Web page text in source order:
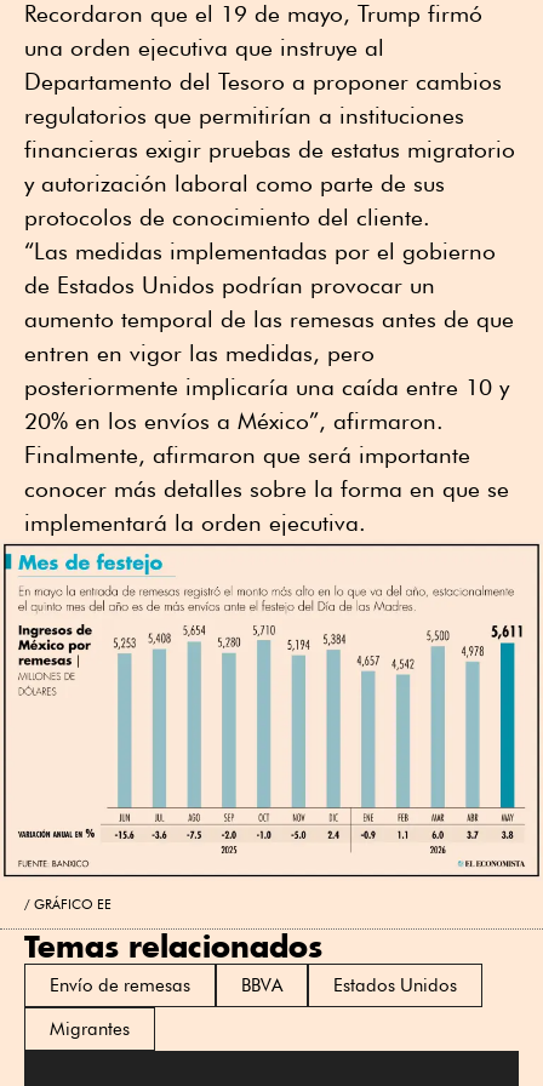
Recordaron que el 19 de mayo, Trump firmó
una orden ejecutiva que instruye al
Departamento del Tesoro a proponer cambios
regulatorios que permitirían a instituciones
financieras exigir pruebas de estatus migratorio
y autorización laboral como parte de sus
protocolos de conocimiento del cliente.
“Las medidas implementadas por el gobierno
de Estados Unidos podrían provocar un
aumento temporal de las remesas antes de que
entren en vigor las medidas, pero
posteriormente implicaría una caída entre 10 y
20% en los envíos a México”, afirmaron.
Finalmente, afirmaron que será importante
conocer más detalles sobre la forma en que se
implementará la orden ejecutiva.
GRÁFICO EE
Temas relacionados
Envío de remesas BBVA
Estados Unidos
Migrantes